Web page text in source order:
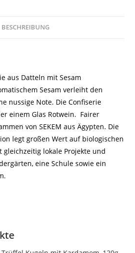
BESCHREIBUNG
aus Datteln mit Sesam
Sesam verleiht den
nussige Note. Die Confiserie
einem Glas Rotwein. Fairer
von SEKEM aus Ägypten. Die
legt großen Wert auf biologischen
lokale Projekte und
eine Schule sowie ein